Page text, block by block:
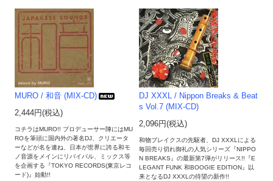
MURO / 和音 (MIX-CD)
2,444円(税込)
コチラはMURO!! プロデューサー陣にはMU
ROを筆頭に国内外の著名DJ、クリエータ
ーなどが名を連ね、日本が世界に誇る和モ
ノ音源をメインにリバイバル、ミックス等
を企画する『TOKYO RECORDS(東京レコ
ード)』始動!!
DJ XXXL / Nippon Breaks & Beat
s Vol.7 (MIX-CD)
2,096円(税込)
和物ブレイクスの先駆者、DJ XXXLによる
毎回売り切れ御礼の人気シリーズ『NIPPO
N BREAKS』の最新第7弾がリリース!!『E
LEGANT FUNK 和BOOGIE EDITION』以
来となるDJ XXXLの待望の新作!!